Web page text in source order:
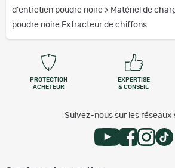
d'entretien poudre noire > Matériel de
poudre noire Extracteur de chiffons
PROTECTION
ACHETEUR
EXPERTISE
& CONSEIL
Suivez-nous sur les réseaux